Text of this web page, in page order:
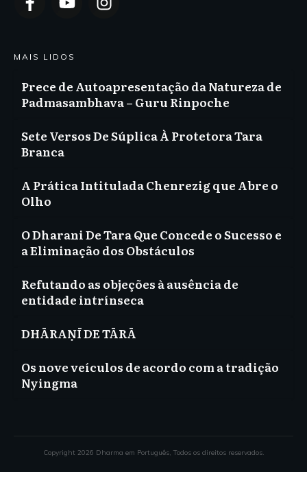
MAIS LIDOS
Prece de Autoapresentação da Natureza de
Padmasambhava – Guru Rinpoche
Sete Versos De Súplica À Protetora Tara
Branca
A Prática Intitulada Chenrezig que Abre o
Olho
O Dharani De Tara Que Concede o Sucesso e
a Eliminação dos Obstáculos
Refutando as objeções à ausência de
entidade intrínseca
DHĀRAṆĪ DE TĀRĀ
Os nove veículos de acordo com a tradição
Nyingma
Copyright 2026 Dharma em Português, Todos os direitos reservados.